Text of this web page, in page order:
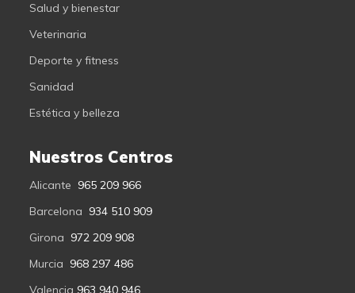
Salud y bienestar
Veterinaria
Deporte y fitness
Sanidad
Estética y belleza
Nuestros Centros
Alicante 965 209 966
Barcelona 934 510 909
Girona 972 209 908
Murcia 968 297 486
Valencia 963 940 946